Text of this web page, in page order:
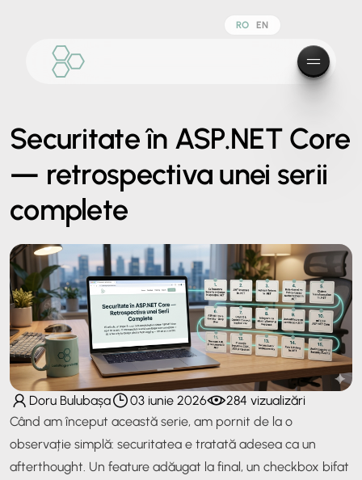
RO EN
Securitate în ASP.NET Core
— retrospectiva unei serii
complete
Doru Bulubașa 03 iunie 2026
284 vizualizări
Când am început această serie, am pornit de la o
observație simplă: securitatea e tratată adesea ca un
afterthought. Un feature adăugat la final, un checkbox bifat